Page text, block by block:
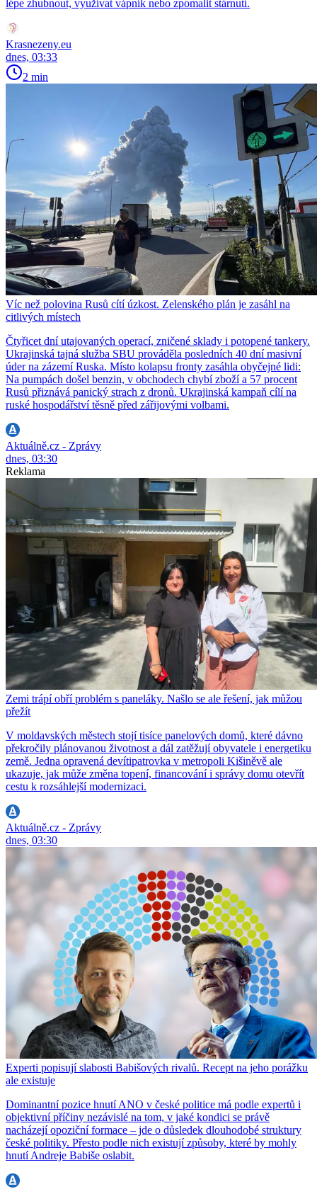
lépe zhubnout, využívat vápník nebo zpomalit stárnutí.
Krasnezeny.eu
dnes, 03:33
2 min
Víc než polovina Rusů cítí úzkost. Zelenského plán je zasáhl na
citlivých místech
Čtyřicet dní utajovaných operací, zničené sklady i potopené tankery.
Ukrajinská tajná služba SBU prováděla posledních 40 dní masivní
úder na zázemí Ruska. Místo kolapsu fronty zasáhla obyčejné lidi:
Na pumpách došel benzin, v obchodech chybí zboží a 57 procent
Rusů přiznává panický strach z dronů. Ukrajinská kampaň cílí na
ruské hospodářství těsně před zářijovými volbami.
Aktuálně.cz - Zprávy
dnes, 03:30
Reklama
Zemi trápí obří problém s paneláky. Našlo se ale řešení, jak můžou
přežít
V moldavských městech stojí tisíce panelových domů, které dávno
překročily plánovanou životnost a dál zatěžují obyvatele i energetiku
země. Jedna opravená devítipatrovka v metropoli Kišiněvě ale
ukazuje, jak může změna topení, financování i správy domu otevřít
cestu k rozsáhlejší modernizaci.
Aktuálně.cz - Zprávy
dnes, 03:30
Experti popisují slabosti Babišových rivalů. Recept na jeho porážku
ale existuje
Dominantní pozice hnutí ANO v české politice má podle expertů i
objektivní příčiny nezávislé na tom, v jaké kondici se právě
nacházejí opoziční formace – jde o důsledek dlouhodobé struktury
české politiky. Přesto podle nich existují způsoby, které by mohly
hnutí Andreje Babiše oslabit.